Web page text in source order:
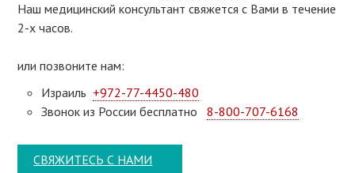
Наш медицинский консультант свяжeтся с Вами в течение
2-х часов.
или позвоните нам:
Израиль +972-77-4450-480
Звонок из России бесплатно8-800-707-6168
СВЯЖИТЕСЬ С НАМИ